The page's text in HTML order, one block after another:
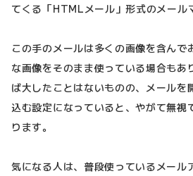
てくる「HTMLメール」形式のメール
この手のメールは多くの画像を含んで
な画像をそのまま使っている場合も
ば大したことはないものの、メールを
込む設定になっていると、やがて無視
ります。
気になる人は、普段使っているメール